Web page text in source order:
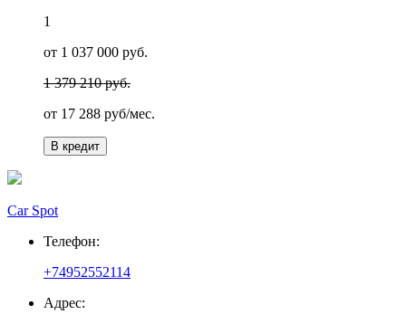
1
от 1 037 000 руб.
1 379 210 руб.
от 17 288 руб/мес.
В кредит
Car Spot
Телефон:
+74952552114
Адрес: